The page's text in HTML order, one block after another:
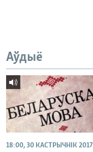
Аўдыё
18:00, 30 КАСТРЫЧНІК 2017